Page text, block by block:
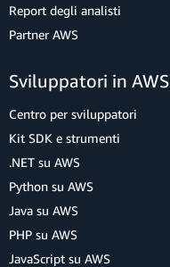
Report degli analisti
Partner AWS
Sviluppatori in AWS
Centro per sviluppatori
Kit SDK e strumenti
.NET su AWS
Python su AWS
Java su AWS
PHP su AWS
JavaScript su AWS